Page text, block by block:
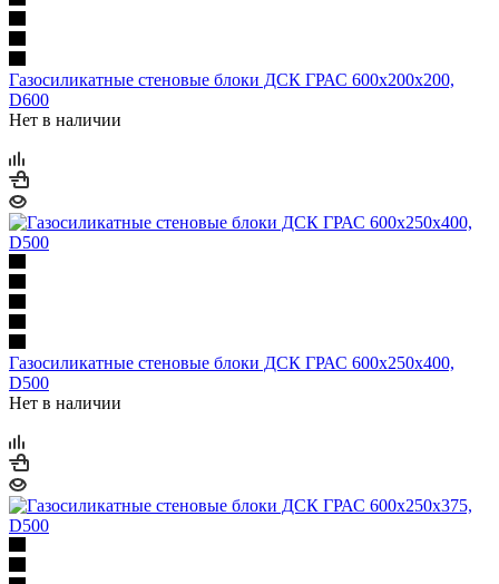
Газосиликатные стеновые блоки ДСК ГРАС 600х200х200,
D600
Нет в наличии
Газосиликатные стеновые блоки ДСК ГРАС 600х250х400,
D500
Нет в наличии